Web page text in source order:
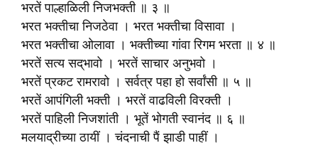
भरतें पाल्हाळिली निजभक्ती ॥ ३ ॥
भरत भक्तीचा निजठेवा । भरत भक्तीचा विसावा ।
भरत भक्तीचा ओलावा । भक्तीच्या गांवा रिगम भरता ॥ ४ ॥
भरतें सत्य सद्‌भावो । भरतें साचार अनुभवो ।
भरतें प्रकट रामरावो । सर्वत्र पहा हो सर्वांसी ॥ ५ ॥
भरतें आपंगिली भक्ती । भरतें वाढविली विरक्ती ।
भरतें पाहिली निजशांती । भूतें भोगती स्वानंद ॥ ६ ॥
मलयाद्रीच्या ठायीं । चंदनाची पैं झाडी पाहीं ।